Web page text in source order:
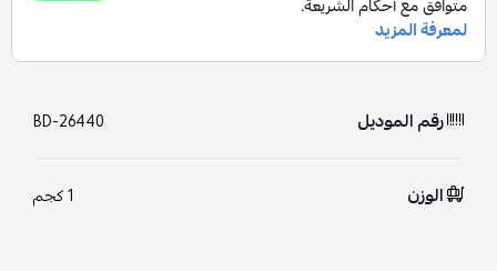
رقم الموديل BD-26440
الوزن 1 كجم